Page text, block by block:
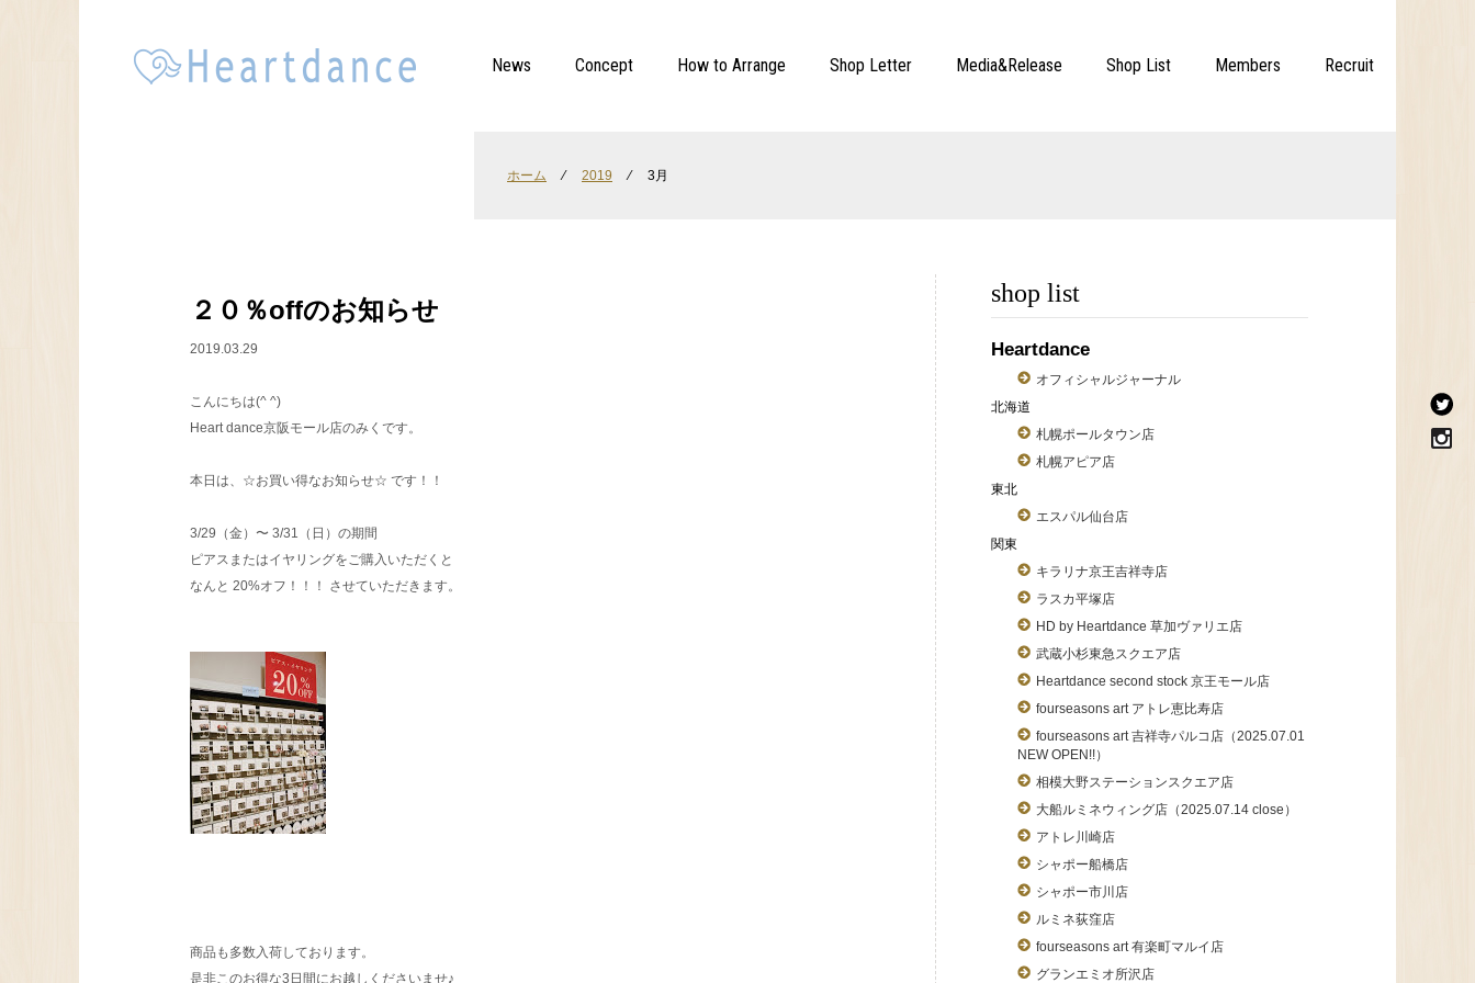
News Concept How to Arrange Shop Letter Media&Release Shop List Members Recruit
ホーム ⁄ 2019 ⁄ 3月
２０％offのお知らせ
2019.03.29
こんにちは(^ ^)
Heart dance京阪モール店のみくです。
本日は、☆お買い得なお知らせ☆ です！！
3/29（金）〜 3/31（日）の期間
ピアスまたはイヤリングをご購入いただくと
なんと 20%オフ！！！ させていただきます。
商品も多数入荷しております。
是非このお得な3日間にお越しくださいませ♪
shop list
Heartdance
オフィシャルジャーナル
北海道
札幌ポールタウン店
札幌アピア店
東北
エスパル仙台店
関東
キラリナ京王吉祥寺店
ラスカ平塚店
HD by Heartdance 草加ヴァリエ店
武蔵小杉東急スクエア店
Heartdance second stock 京王モール店
fourseasons art アトレ恵比寿店
fourseasons art 吉祥寺パルコ店（2025.07.01
NEW OPEN!!）
相模大野ステーションスクエア店
大船ルミネウィング店（2025.07.14 close）
アトレ川崎店
シャポー船橋店
シャポー市川店
ルミネ荻窪店
fourseasons art 有楽町マルイ店
グランエミオ所沢店